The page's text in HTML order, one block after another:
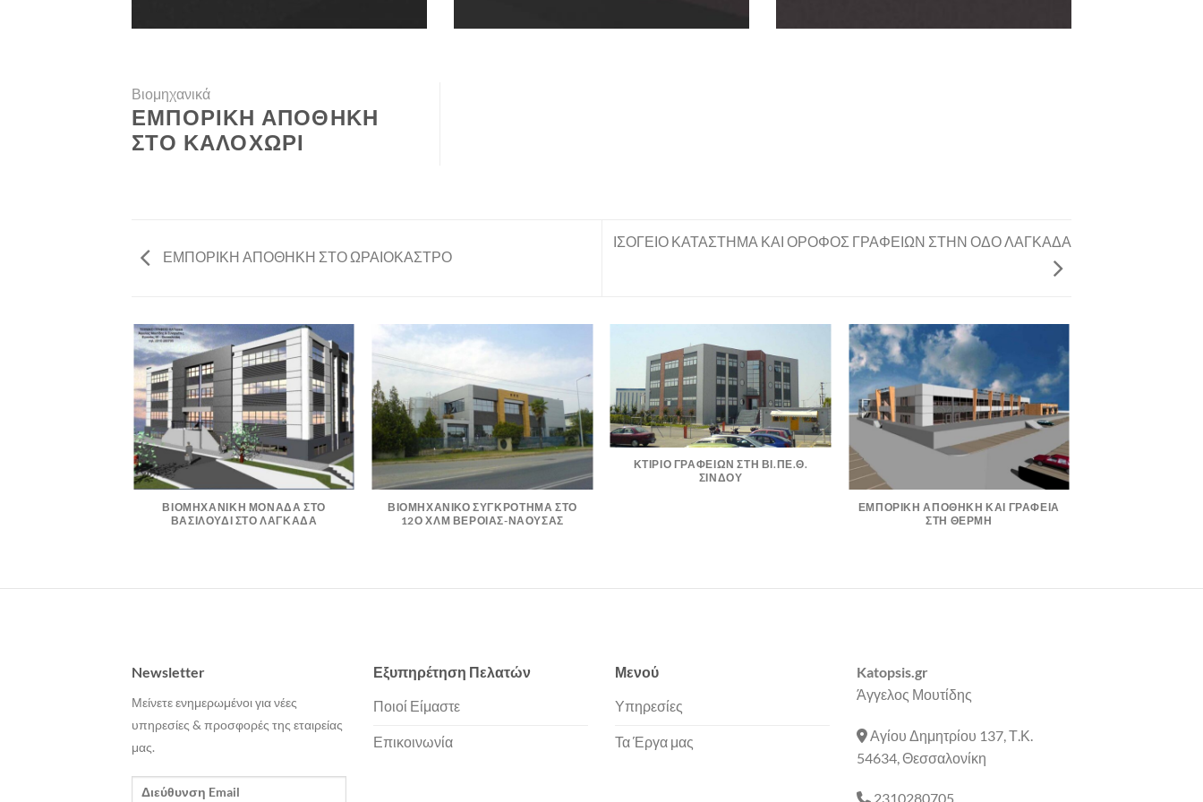
Βιομηχανικά
ΕΜΠΟΡΙΚΗ ΑΠΟΘΗΚΗ
ΣΤΟ ΚΑΛΟΧΩΡΙ
ΕΜΠΟΡΙΚΗ ΑΠΟΘΗΚΗ ΣΤΟ ΩΡΑΙΟΚΑΣΤΡΟ
ΙΣΟΓΕΙΟ ΚΑΤΑΣΤΗΜΑ ΚΑΙ ΟΡΟΦΟΣ ΓΡΑΦΕΙΩΝ ΣΤΗΝ ΟΔΟ ΛΑΓΚΑΔΑ
ΒΙΟΜΗΧΑΝΙΚΗ ΜΟΝΑΔΑ ΣΤΟ
ΒΑΣΙΛΟΥΔΙ ΣΤΟ ΛΑΓΚΑΔΑ
ΒΙΟΜΗΧΑΝΙΚΟ ΣΥΓΚΡΟΤΗΜΑ ΣΤΟ
12Ο ΧΛΜ ΒΕΡΟΙΑΣ-ΝΑΟΥΣΑΣ
ΚΤΙΡΙΟ ΓΡΑΦΕΙΩΝ ΣΤΗ ΒΙ.ΠΕ.Θ.
ΣΙΝΔΟΥ
ΕΜΠΟΡΙΚΗ ΑΠΟΘΗΚΗ ΚΑΙ ΓΡΑΦΕΙΑ
ΣΤΗ ΘΕΡΜΗ
Newsletter
Μείνετε ενημερωμένοι για νέες
υπηρεσίες & προσφορές της εταιρείας
μας.
Εξυπηρέτηση Πελατών
Ποιοί Είμαστε
Επικοινωνία
Μενού
Υπηρεσίες
Τα Έργα μας
Katopsis.gr
Άγγελος Μουτίδης
Αγίου Δημητρίου 137, Τ.Κ.
54634, Θεσσαλονίκη
2310280705